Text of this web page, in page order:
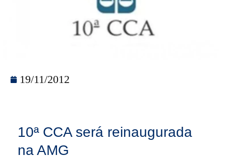
19/11/2012
10ª CCA será reinaugurada
na AMG